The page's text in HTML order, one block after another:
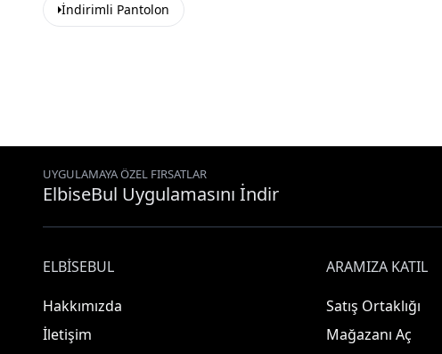
İndirimli Pantolon
UYGULAMAYA ÖZEL FIRSATLAR
ElbiseBul Uygulamasını İndir
ELBISEBUL
Hakkımızda
İletişim
ARAMIZA KATIL
Satış Ortaklığı
Mağazanı Aç